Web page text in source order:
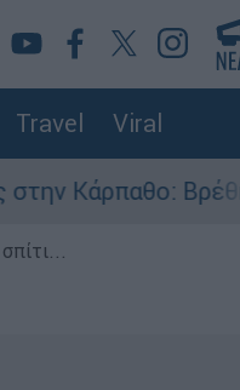
Travel Viral
Βρέθηκαν